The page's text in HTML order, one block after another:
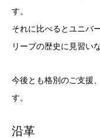
す。
それに比べるとユニバ
リーブの歴史に見習い
今後とも格別のご支援
す。
沿革